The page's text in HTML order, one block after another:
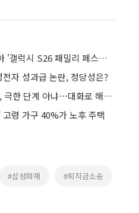
삼성전자, 5월 가정의 달 맞아 '갤럭시 S26 패밀리 페스타' 진행
자 성과급 논란, 정당성은?
청와대 "삼성전자 노조 파업, 극한 단계 아냐⋯대화로 해결하길"
령 가구 40%가 노후 주택
#삼성화재 #퇴직금소송